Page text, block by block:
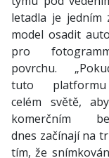
letadla je jedním
model osadit
pro
povrchu.
tuto
celém světě,
komerčním
dnes začínají na
tím, že